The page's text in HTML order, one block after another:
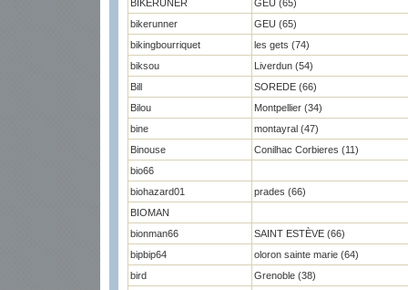
BIKERUNER
GEU (65)
bikerunner
GEU (65)
bikingbourriquet
les gets (74)
biksou
Liverdun (54)
Bill
SOREDE (66)
Bilou
Montpellier (34)
bine
montayral (47)
Binouse
Conilhac Corbieres (11)
bio66
biohazard01
prades (66)
BIOMAN
bionman66
SAINT ESTÈVE (66)
bipbip64
oloron sainte marie (64)
bird
Grenoble (38)